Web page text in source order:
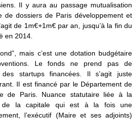
Il y aura au passage mutualisation
de dossiers de Paris développement et
de 1m€+1m€ par an, jusqu’à la fin du
en 2014.
mais c’est une dotation budgétaire
Le fonds ne prend pas de
startups financées. Il s’agit juste
Il est financé par le Département de
de Paris. Nuance statutaire liée à la
de la capitale qui est à la fois une
l’exécutif (Maire et ses adjoints)